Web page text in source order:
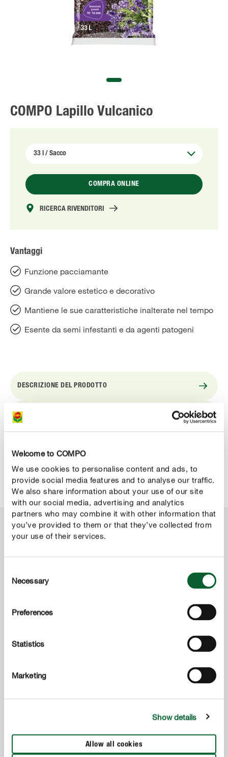
Welcome to COMPO
We use cookies to personalise content and ads, to
provide social media features and to analyse our traffic.
We also share information about your use of our site
with our social media, advertising and analytics
partners who may combine it with other information that
you’ve provided to them or that they’ve collected from
your use of their services.
Selection
Necessary
Preferences
Statistics
Marketing
Show details
Allow all cookies
COMPO Lapillo Vulcanico
COMPRA ONLINE
RICERCA RIVENDITORI
Vantaggi
Funzione pacciamante
Grande valore estetico e decorativo
Mantiene le sue caratteristiche inalterate nel tempo
Esente da semi infestanti e da agenti patogeni
DESCRIZIONE DEL PRODOTTO
UTILIZZO
CHIEDICI DEL PRODOTTO
COMPO Corteccia di Pino pezzatura grande
Una soluzione diversa